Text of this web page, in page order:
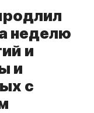
неделю
и
и
с